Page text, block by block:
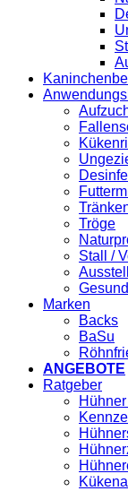
Tröge
Stall /
Marken
Backs
BaSu
ANGEBOTE
Ratgeber